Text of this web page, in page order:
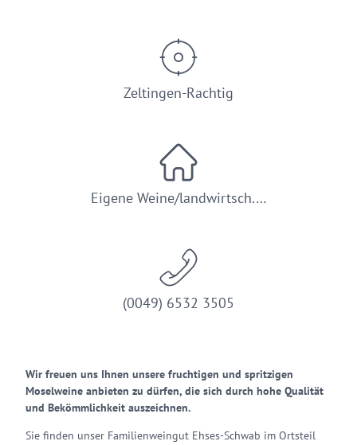
Zeltingen-Rachtig
Eigene Weine/landwirtsch.…
(0049) 6532 3505
Wir freuen uns Ihnen unsere fruchtigen und spritzigen
Moselweine anbieten zu dürfen, die sich durch hohe Qualität
und Bekömmlichkeit auszeichnen.
Sie finden unser Familienweingut Ehses-Schwab im Ortsteil